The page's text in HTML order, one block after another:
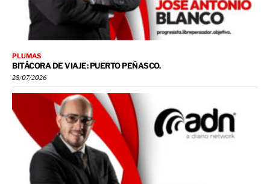
PLUMAS
BITÁCORA DE VIAJE: PUERTO PEÑASCO.
28/07/2026